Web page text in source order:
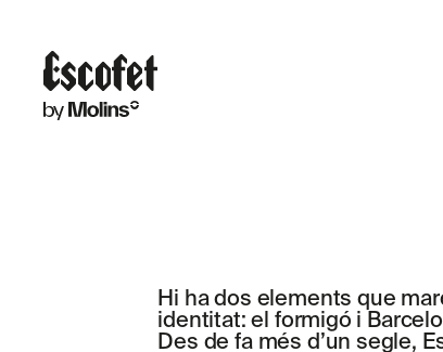
Hi ha dos elements que
identitat: el formigó i
Des de fa més d’un segle,